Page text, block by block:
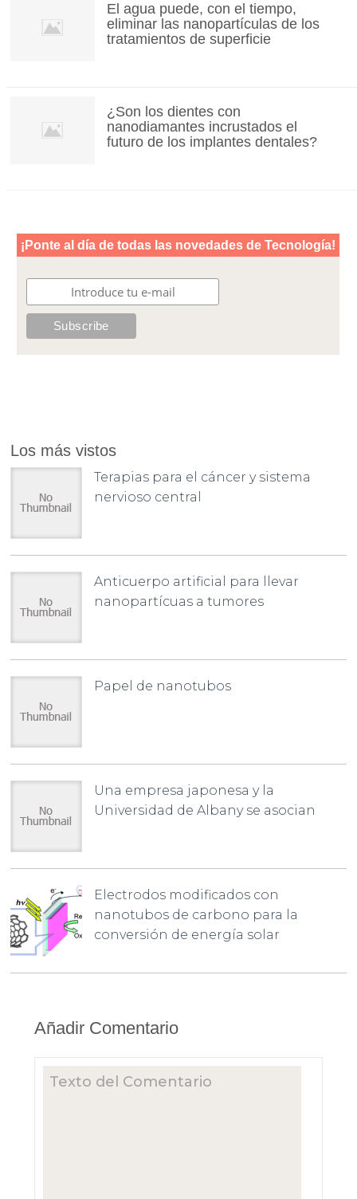
El agua puede, con el tiempo,
eliminar las nanopartículas de los
tratamientos de superficie
¿Son los dientes con
nanodiamantes incrustados el
futuro de los implantes dentales?
Los más vistos
Terapias para el cáncer y sistema
nervioso central
Anticuerpo artificial para llevar
nanopartícuas a tumores
Papel de nanotubos
Una empresa japonesa y la
Universidad de Albany se asocian
Electrodos modificados con
nanotubos de carbono para la
conversión de energía solar
Añadir Comentario